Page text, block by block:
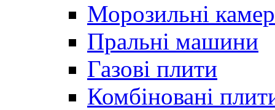
Морозильні
Пральні машини
Газові плити
Комбіновані